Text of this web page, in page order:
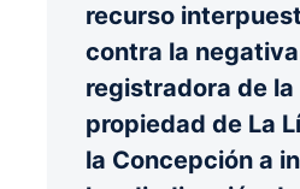
recurso
contra la
registradora de la
propiedad de La
la Concepción a